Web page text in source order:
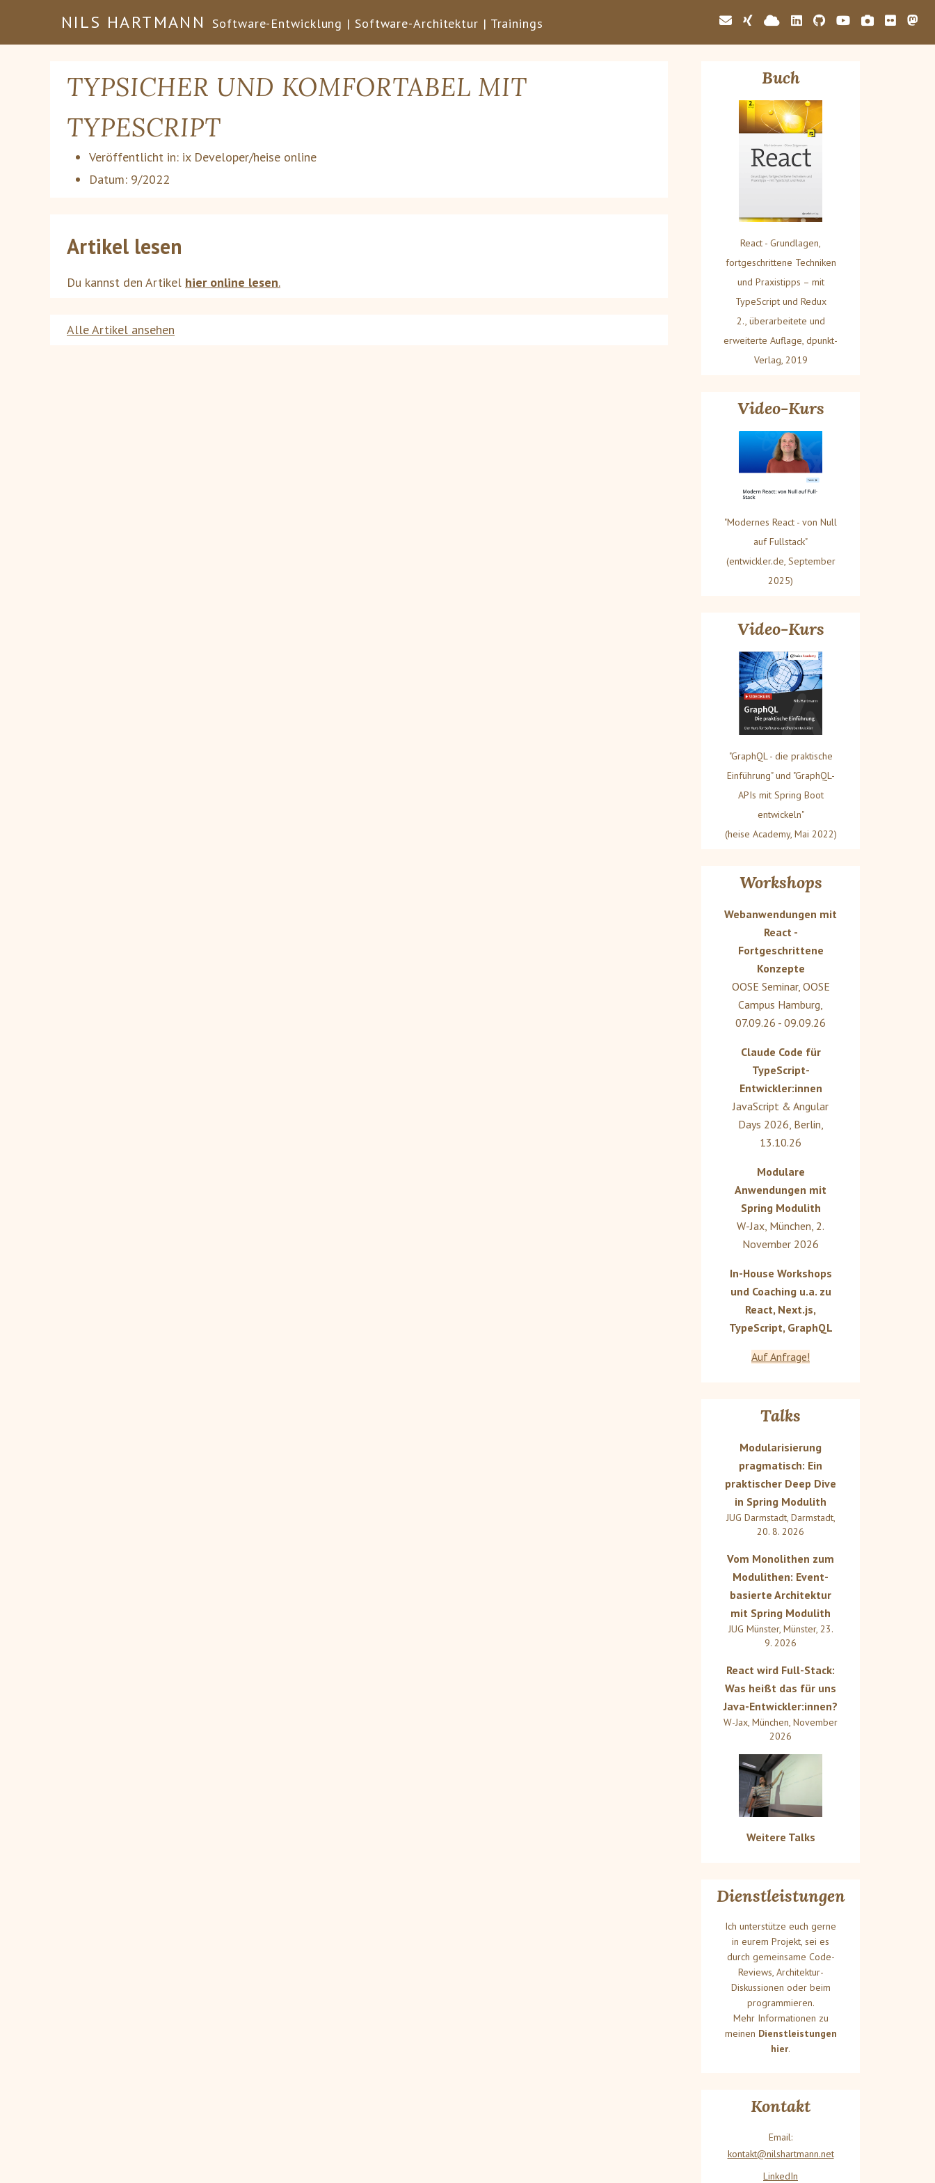
NILS HARTMANN Software-Entwicklung | Software-Architektur | Trainings
TYPSICHER UND KOMFORTABEL MIT
TYPESCRIPT
Veröffentlicht in: ix Developer/heise online
Datum: 9/2022
Artikel lesen
Du kannst den Artikel hier online lesen.
Alle Artikel ansehen
Buch
React - Grundlagen,
fortgeschrittene Techniken
und Praxistipps – mit
TypeScript und Redux
2., überarbeitete und
erweiterte Auflage, dpunkt-
Verlag, 2019
Video-Kurs
"Modernes React - von Null
auf Fullstack"
(entwickler.de, September
2025)
Video-Kurs
"GraphQL - die praktische
Einführung" und "GraphQL-
APIs mit Spring Boot
entwickeln"
(heise Academy, Mai 2022)
Workshops
Webanwendungen mit
React -
Fortgeschrittene
Konzepte
OOSE Seminar, OOSE
Campus Hamburg
07.09.26 - 09.09.26
Claude Code für
TypeScript-
Entwickler:innen
JavaScript & Angular
Days 2026 Berlin
13.10.26
Modulare
Anwendungen mit
Spring Modulith
W-Jax München 2.
November 2026
In-House Workshops
und Coaching u.a. zu
React, Next.js,
TypeScript, GraphQL
Auf Anfrage!
Talks
Modularisierung
pragmatisch: Ein
praktischer Deep Dive
in Spring Modulith
JUG Darmstadt, Darmstadt,
20. 8. 2026
Vom Monolithen zum
Modulithen: Event-
basierte Architektur
mit Spring Modulith
JUG Münster, Münster, 23.
9. 2026
React wird Full-Stack:
Was heißt das für uns
Java-Entwickler:innen?
W-Jax, München, November
2026
Weitere Talks
Dienstleistungen
Ich unterstütze euch gerne
in eurem Projekt, sei es
durch gemeinsame Code-
Reviews, Architektur-
Diskussionen oder beim
programmieren.
Mehr Informationen zu
meinen Dienstleistungen
hier.
Kontakt
Email:
kontakt@nilshartmann.net
LinkedIn